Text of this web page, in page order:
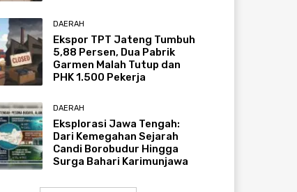
DAERAH
Ekspor TPT Jateng Tumbuh
5,88 Persen, Dua Pabrik
Garmen Malah Tutup dan
PHK 1.500 Pekerja
DAERAH
Eksplorasi Jawa Tengah:
Dari Kemegahan Sejarah
Candi Borobudur Hingga
Surga Bahari Karimunjawa